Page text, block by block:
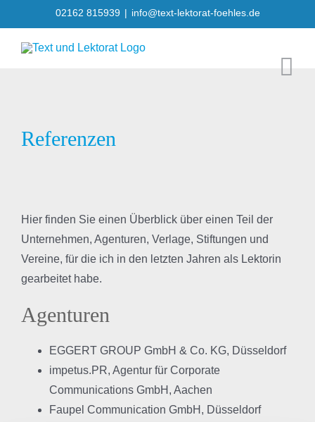
to
content
02162 815939 | info@text-lektorat-foehles.de
Referenzen
Hier finden Sie einen Überblick über einen Teil der
Unternehmen, Agenturen, Verlage, Stiftungen und
Vereine, für die ich in den letzten Jahren als Lektorin
gearbeitet habe.
Agenturen
EGGERT GROUP GmbH & Co. KG, Düsseldorf
impetus.PR, Agentur für Corporate
Communications GmbH, Aachen
Faupel Communication GmbH, Düsseldorf